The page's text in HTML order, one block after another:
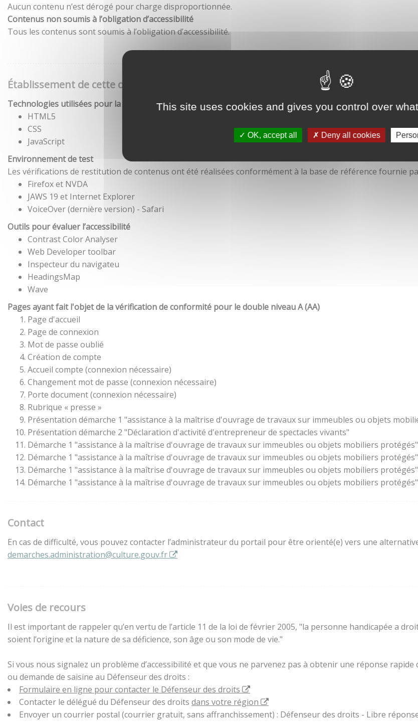
This site uses cookies and gives you control over
OK, accept all Deny all cookies
Aucun contenu n’est dérogé pour charge disproportionnée.
Contenus non soumis à l’obligation d’accessibilité
Tous les contenus sont soumis à l’obligation d’accessibilité.
Établissement de cette déclaration d'accessibilité
Technologies utilisées pour la réalisation du site
HTML5
CSS
JavaScript
Environnement de test
Les vérifications de restitution de contenus ont été réalisées conformément à la base de référence fournie
Firefox et NVDA
JAWS 19 et Internet Explorer
VoiceOver (dernière version) - Safari
Outils pour évaluer l’accessibilité
Contrast Color Analyser
Web Developer toolbar
Inspecteur du navigateu
HeadingsMap
Wave
Pages ayant fait l'objet de la vérification de conformité pour le double niveau A (AA)
Page d'accueil
Page de connexion
Mot de passe oublié
Création de compte
Accueil compte (connexion nécessaire)
Changement mot de passe (connexion nécessaire)
Porte document (connexion nécessaire)
Rubrique « presse »
Présentation démarche 1 "assistance à la maîtrise d'ouvrage de travaux sur immeubles ou objets
Présentation démarche 2 "Déclaration d'activité d'entrepreneur de spectacles vivants"
Démarche 1 "assistance à la maîtrise d'ouvrage de travaux sur immeubles ou objets mobiliers
Démarche 1 "assistance à la maîtrise d'ouvrage de travaux sur immeubles ou objets mobiliers
Démarche 1 "assistance à la maîtrise d'ouvrage de travaux sur immeubles ou objets mobiliers
Démarche 1 "assistance à la maîtrise d'ouvrage de travaux sur immeubles ou objets mobiliers
Contact
En cas de difficulté, vous pouvez contacter l’administrateur du portail pour être orienté(e) vers une
demarches.administration@culture.gouv.fr
Voies de recours
Il est important de rappeler qu’en vertu de l’article 11 de la loi de février 2005, "la personne handicapée a
soient l’origine et la nature de sa déficience, son âge ou son mode de vie."
Si vous nous signalez un problème d’accessibilité et que vous ne parvenez pas à obtenir une réponse
ou demande de saisine au Défenseur des droits :
Formulaire en ligne pour contacter le Défenseur des droits
Contacter le délégué du Défenseur des droits dans votre région
Envoyer un courrier postal (courrier gratuit, sans affranchissement) : Défenseur des droits - Libre réponse